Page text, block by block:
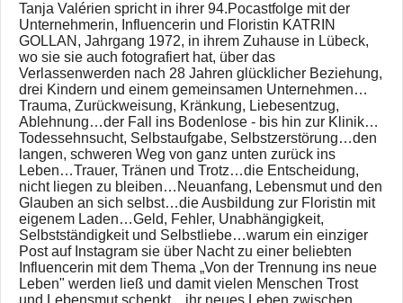
Tanja Valérien spricht in ihrer 94.Pocastfolge mit der
Unternehmerin, Influencerin und Floristin KATRIN
GOLLAN, Jahrgang 1972, in ihrem Zuhause in Lübeck,
wo sie sie auch fotografiert hat, über das
Verlassenwerden nach 28 Jahren glücklicher Beziehung,
drei Kindern und einem gemeinsamen Unternehmen…
Trauma, Zurückweisung, Kränkung, Liebesentzug,
Ablehnung…der Fall ins Bodenlose - bis hin zur Klinik…
Todessehnsucht, Selbstaufgabe, Selbstzerstörung…den
langen, schweren Weg von ganz unten zurück ins
Leben…Trauer, Tränen und Trotz…die Entscheidung,
nicht liegen zu bleiben…Neuanfang, Lebensmut und den
Glauben an sich selbst…die Ausbildung zur Floristin mit
eigenem Laden…Geld, Fehler, Unabhängigkeit,
Selbstständigkeit und Selbstliebe…warum ein einziger
Post auf Instagram sie über Nacht zu einer beliebten
Influencerin mit dem Thema „Von der Trennung ins neue
Leben" werden ließ und damit vielen Menschen Trost
und Lebensmut schenkt…ihr neues Leben zwischen